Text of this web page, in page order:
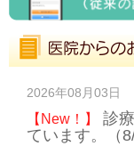
2026年08月03日
【New！】
診
ています。（